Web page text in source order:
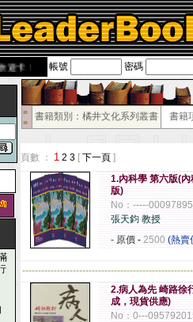
！ 帳號 密碼
■
■
書籍類別：橘井文化系列叢書 書籍
頁數 ： 1 2 3 [ 下一頁 ]
1.內科學 第六版(
版)
No：-----
張天鈞 教授
- 原價 - 2500 (熱賣
2.病人為先 崎路徐
成，現貨供應)
No：0---